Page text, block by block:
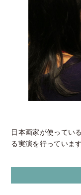
日本画家が使ってい
る実演を行っています